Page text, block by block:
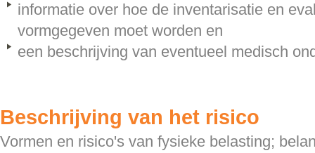
informatie over hoe de inventarisatie en
vormgegeven moet worden en
een beschrijving van eventueel medisch
Beschrijving van het risico
Vormen en risico's van fysieke belasting;